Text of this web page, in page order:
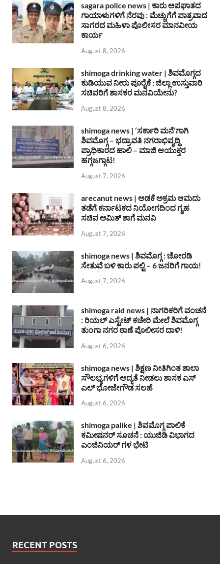
sagara police news | ಕಾರು ಅಪಘಾತದ
ಗಾಯಾಳುಗಳಿಗೆ ನೆರವು : ಮೆಚ್ಚುಗೆಗೆ ಪಾತ್ರವಾದ
ಸಾಗರದ ಮಹಿಳಾ ಪೊಲೀಸರ ಮಾನವೀಯ
ಕಾರ್ಯ
August 8, 2026
shimoga drinking water | ಶಿವಮೊಗ್ಗದ
ಕುಡಿಯುವ ನೀರು ಪೂರೈಕೆ : ಜಿಲ್ಲಾ ಉಸ್ತುವಾರಿ
ಸಚಿವರಿಗೆ ಶಾಸಕರ ಮನವಿಯೇನು?
August 8, 2026
shimoga news | ‘ಸರ್ಕಾರಿ ಮನೆ’ಗಾಗಿ
ಶಿವಮೊಗ್ಗ – ಭದ್ರಾವತಿ ನಗರಾಭಿವೃದ್ದಿ
ಪ್ರಾಧಿಕಾರದ ಹಾಲಿ – ಮಾಜಿ ಆಯುಕ್ತರ
ಹಗ್ಗಜಗ್ಗಾಟ!
August 7, 2026
arecanut news | ಅಡಕೆ ಅಕ್ರಮ ಆಮದು
ತಡೆಗೆ ಕರ್ನಾಟಕದ ನಿಯೋಗದಿಂದ ಗೃಹ
ಸಚಿವ ಅಮಿತ್ ಶಾಗೆ ಮನವಿ
August 7, 2026
shimoga news | ಶಿವಮೊಗ್ಗ : ಚೋರಡಿ
ಸೇತುವೆ ಬಳಿ ಕಾರು ಪಲ್ಟಿ – 6 ಜನರಿಗೆ ಗಾಯ!
August 7, 2026
shimoga raid news | ನಾಗರಿಕರಿಗೆ ವಂಚನೆ
: ರಿಯಲ್ ಎಸ್ಟೇಟ್ ಕಚೇರಿ ಮೇಲೆ ಶಿವಮೊಗ್ಗ
ತುಂಗಾ ನಗರ ಠಾಣೆ ಪೊಲೀಸರ ದಾಳಿ!
August 6, 2026
shimoga news | ಶಿಕ್ಷಣ ನೀತಿಗಿಂತ ಶಾಲಾ
ಸೌಲಭ್ಯಗಳಿಗೆ ಆದ್ಯತೆ ನೀಡಲು ಶಾಸಕ ಎಸ್
ಎಲ್ ಭೋಜೇಗೌಡ ಸಲಹೆ
August 6, 2026
shimoga palike | ಶಿವಮೊಗ್ಗ ಪಾಲಿಕೆ
ಕಮೀಷನರ್ ಸೂಚನೆ : ಯುಜಿಡಿ ವಿಭಾಗದ
ಎಂಜಿನಿಯರ್ ಗಳ ಭೇಟಿ
August 6, 2026
RECENT POSTS